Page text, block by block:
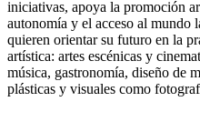
iniciativas, apoya la promoción
autonomía y el acceso al mundo
quieren orientar su futuro en la
artística: artes escénicas y
música, gastronomía, diseño de
plásticas y visuales como